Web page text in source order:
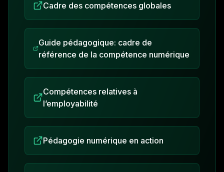
Cadre des compétences globales
Guide pédagogique: cadre de
référence de la compétence numérique
Compétences relatives à
l’employabilité
Pédagogie numérique en action